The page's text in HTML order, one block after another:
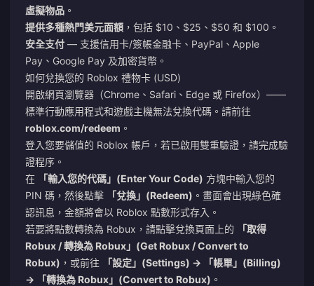
虛擬物品 。
提供多種熱門美元面額 ，包括 $10、$25、$50 和 $100。
安全支付 — 支援信用卡/簽帳金融卡、PayPal、Apple
Pay、Google Pay 及加密貨幣。
如何兌換您的 Roblox 禮物卡 (USD)
開啟網頁瀏覽器（Chrome、Safari、Edge 或 Firefox）——
標準行動應用程式和遊戲主機無法兌換代碼。請前往
roblox.com/redeem 。
登入您要儲值的 Roblox 帳戶，若已啟用雙重驗證，請完成驗
證程序。
在
「輸入您的代碼」(Enter Your Code) 方塊中輸入您的
PIN 碼，然後點擊
「兌換」(Redeem) 。畫面會出現綠色確
認訊息，金額將會以 Roblox 點數形式存入。
若要將點數轉換為 Robux，請點擊兌換頁面上的
「取得
Robux / 轉換為 Robux」(Get Robux / Convert to
Robux) ，或前往
「設定」(Settings) → 「帳單」(Billing)
→ 「轉換為 Robux」(Convert to Robux) 。